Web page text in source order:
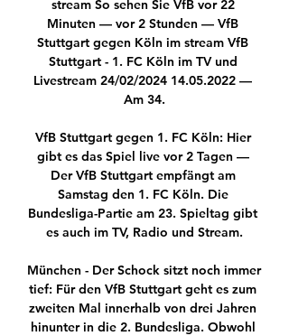
stream So sehen Sie VfB vor 22
Minuten — vor 2 Stunden — VfB
Stuttgart gegen Köln im stream VfB
Stuttgart - 1. FC Köln im TV und
Livestream 24/02/2024 14.05.2022 —
Am 34.
VfB Stuttgart gegen 1. FC Köln: Hier
gibt es das Spiel live vor 2 Tagen —
Der VfB Stuttgart empfängt am
Samstag den 1. FC Köln. Die
Bundesliga-Partie am 23. Spieltag gibt
es auch im TV, Radio und Stream.
München - Der Schock sitzt noch immer
tief: Für den VfB Stuttgart geht es zum
zweiten Mal innerhalb von drei Jahren
hinunter in die 2. Bundesliga. Obwohl